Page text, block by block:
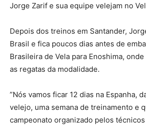
Jorge Zarif e sua equipe velejam no
Depois dos treinos em Santander,
Brasil e fica poucos dias antes de
Brasileira de Vela para Enoshima,
as regatas da modalidade.
”Nós vamos ficar 12 dias na Espanha,
velejo, uma semana de treinamento e
campeonato organizado pelos